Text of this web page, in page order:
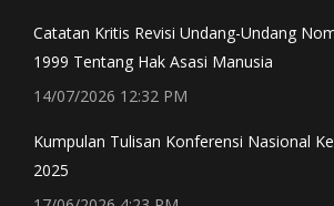
Catatan Kritis Revisi Undang-Undang
1999 Tentang Hak Asasi Manusia
14/07/2026 12:32 PM
Kumpulan Tulisan Konferensi Nasional
2025